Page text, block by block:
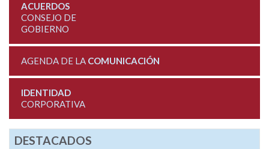
ACUERDOS
CONSEJO DE
GOBIERNO
AGENDA DE LA COMUNICACIÓN
IDENTIDAD
CORPORATIVA
DESTACADOS